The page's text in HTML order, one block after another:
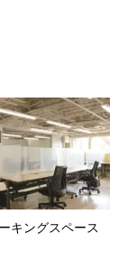
キングスペース